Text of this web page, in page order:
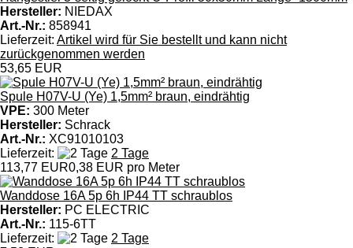
Hersteller: NIEDAX
Art.-Nr.: 858941
Lieferzeit: Artikel wird für Sie bestellt und kann nicht
zurückgenommen werden
53,65 EUR
Spule H07V-U (Ye) 1,5mm² braun, eindrähtig
VPE: 300 Meter
Hersteller: Schrack
Art.-Nr.: XC91010103
Lieferzeit:
2 Tage
113,77 EUR0,38 EUR pro Meter
Wanddose 16A 5p 6h IP44 TT schraublos
Hersteller: PC ELECTRIC
Art.-Nr.: 115-6TT
Lieferzeit:
2 Tage